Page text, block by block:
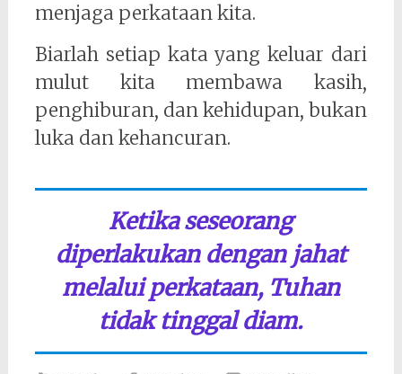
menjaga perkataan kita.
Biarlah setiap kata yang keluar dari
mulut kita membawa kasih,
penghiburan, dan kehidupan, bukan
luka dan kehancuran.
Ketika seseorang
diperlakukan dengan jahat
melalui perkataan, Tuhan
tidak tinggal diam.